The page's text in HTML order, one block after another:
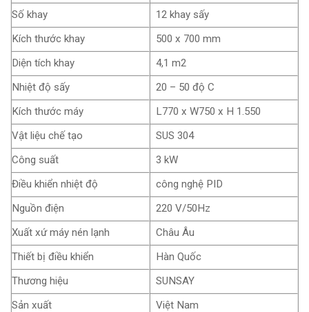
Số khay
12 khay sấy
Kích thước khay
500 x 700 mm
Diện tích khay
4,1 m2
Nhiệt độ sấy
20 – 50 độ C
Kích thước máy
L770 x W750 x H 1.550
Vật liệu chế tạo
SUS 304
Công suất
3 kW
Điều khiển nhiệt độ
công nghệ PID
Nguồn điện
220 V/50Hz
Xuất xứ máy nén lạnh
Châu Âu
Thiết bị điều khiển
Hàn Quốc
Thương hiệu
SUNSAY
Sản xuất
Việt Nam